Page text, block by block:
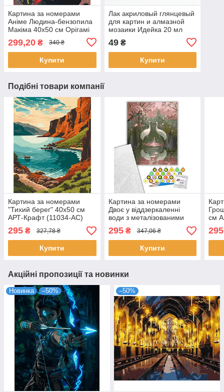
Картина за номерами
Аніме Людина-бензопила
Макіма 40x50 см Орігамі
299,20 ₴ 340 ₴
Купити
Лак акриловый глянцевый
для картин и алмазной
мозаики Идейка 20 мл
49₴
Купити
Подібні товари компанії
Картина за номерами
"Тихий берег" 40х50 см
АРТ-Крафт (11034-AC)
295 ₴ 327,78 ₴
Купити
Картина за номерами
Двоє у віддзеркаленні
води з металізованими
фарбами 40х50 см АРТ-
КРАФТ (11729-AC)
295₴ 347,06 ₴
Купити
см
)
295
Акційні пропозиції та новинки
Новинка –50% –50%